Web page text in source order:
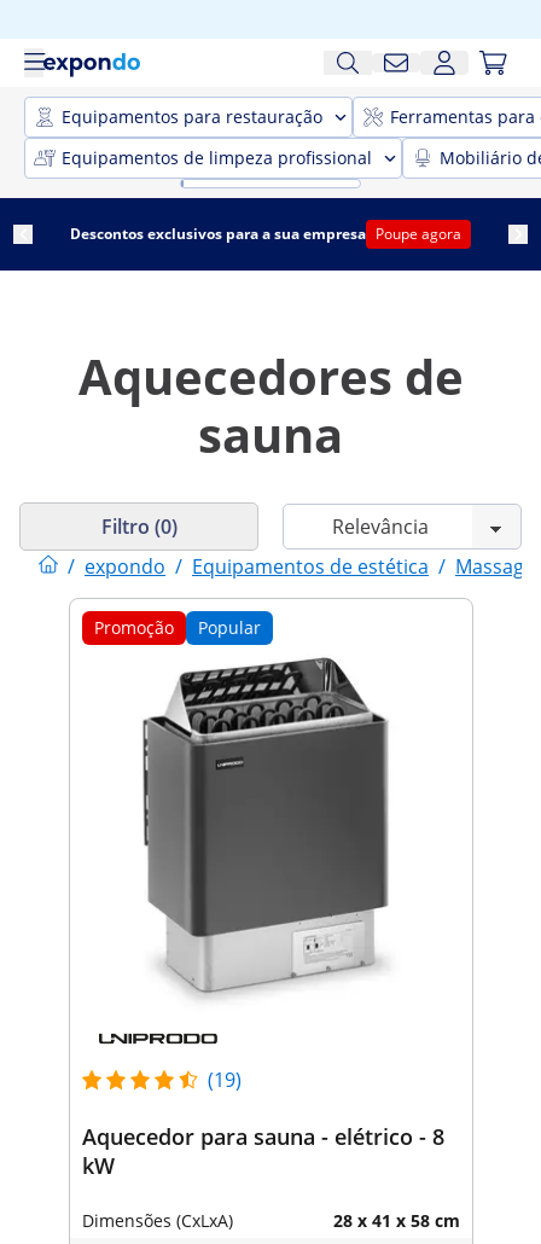
Equipamentos para restauração
Ferramentas para
Equipamentos de limpeza profissional
Mobiliário
Descontos exclusivos para a sua empresa Poupe agora
Aquecedores de
sauna
/ expondo / Equipamentos de estética /
Filtro (0)
Promoção Popular
(19)
Aquecedor para sauna - elétrico - 8
kW
Dimensões (CxLxA) 28 x 41 x 58 cm